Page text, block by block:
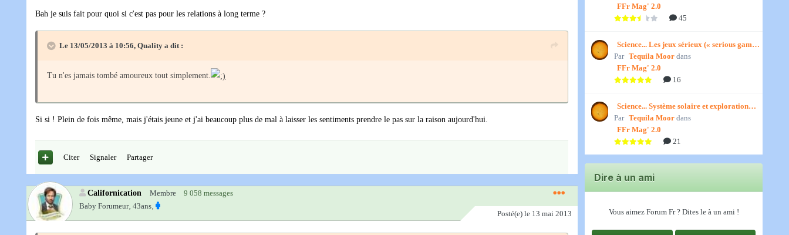
Bah je suis fait pour quoi si c'est pas pour les relations à long terme ?
Le 13/05/2013 à 10:56, Quality a dit :
Tu n'es jamais tombé amoureux tout simplement.
Si si ! Plein de fois même, mais j'étais jeune et j'ai beaucoup plus de mal à laisser les sentiments prendre le pas sur la raison aujourd'hui.
Citer Signaler Partager
Californication Membre
9 058 messages
Baby Forumeur‚ 43ans‚
Posté(e) le 13 mai 2013
FFr Mag' 2.0
45
Science... Les jeux sérieux (« serious games
») par Jedino
Par Tequila Moor dans
FFr Mag' 2.0
16
Science... Système solaire et exploration
spatiale, par Jedino
Par Tequila Moor dans
FFr Mag' 2.0
21
Dire à un ami
Vous aimez Forum Fr ? Dites le à un ami !